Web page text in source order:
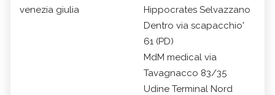
venezia giulia
Hippocrates Selvazzano
Dentro via scapacchio'
61 (PD)
MdM medical via
Tavagnacco 83/35
Udine Terminal Nord